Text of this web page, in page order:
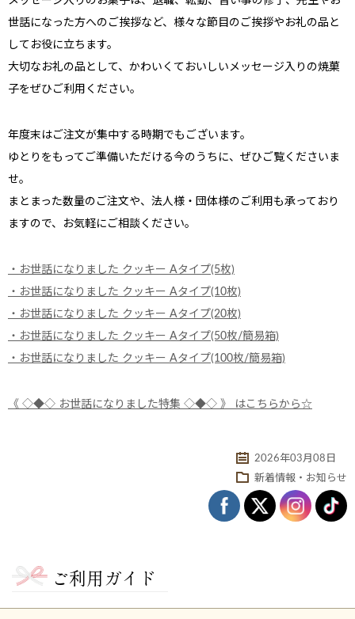
世話になった方へのご挨拶など、様々な節目のご挨拶やお礼の品と
してお役に立ちます。
大切なお礼の品として、かわいくておいしいメッセージ入りの焼菓
子をぜひご利用ください。
年度末はご注文が集中する時期でもございます。
ゆとりをもってご準備いただける今のうちに、ぜひご覧くださいま
せ。
まとまった数量のご注文や、法人様・団体様のご利用も承っており
ますので、お気軽にご相談ください。
・お世話になりました クッキー Aタイプ(5枚)
・お世話になりました クッキー Aタイプ(10枚)
・お世話になりました クッキー Aタイプ(20枚)
・お世話になりました クッキー Aタイプ(50枚/簡易箱)
・お世話になりました クッキー Aタイプ(100枚/簡易箱)
《 ◇◆◇ お世話になりました特集 ◇◆◇ 》 はこちらから☆
2026年03月08日
新着情報・お知らせ
ご利用ガイド